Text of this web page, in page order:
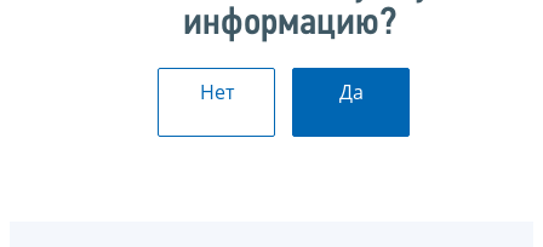
информацию?
Нет Да